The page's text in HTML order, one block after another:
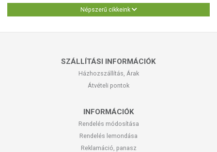
Népszerű cikkeink
SZÁLLÍTÁSI INFORMÁCIÓK
Házhozszállítás, Árak
Átvételi pontok
INFORMÁCIÓK
Rendelés módosítása
Rendelés lemondása
Reklamáció, panasz